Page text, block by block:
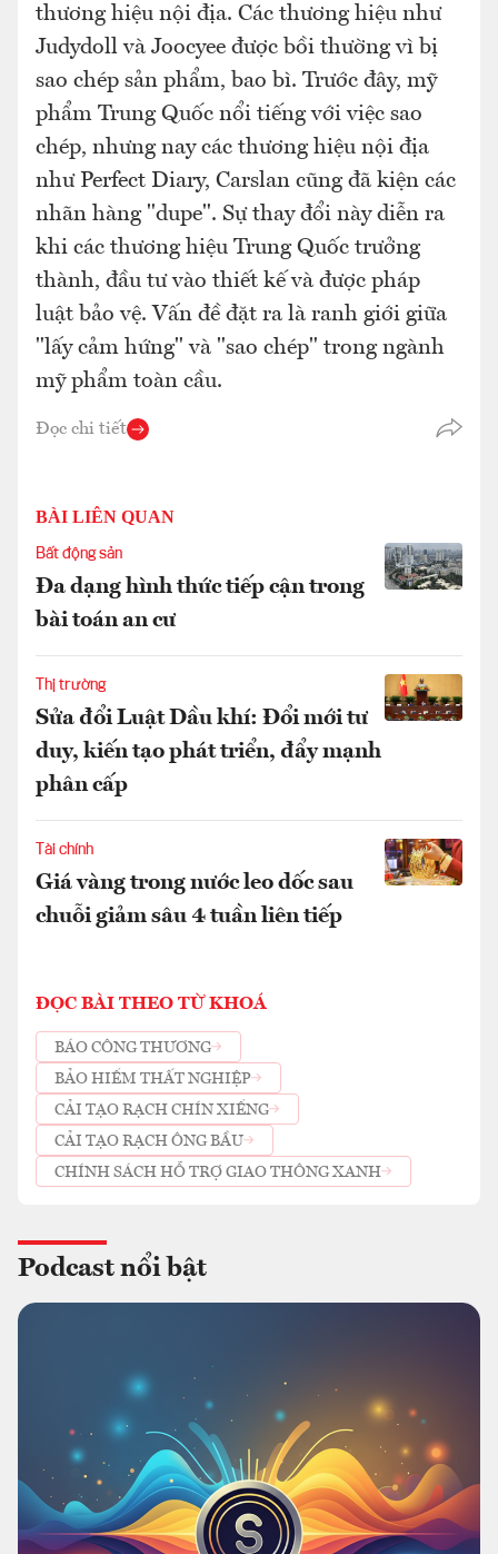
thương hiệu nội địa. Các thương hiệu như
Judydoll và Joocyee được bồi thường vì bị
sao chép sản phẩm, bao bì. Trước đây, mỹ
phẩm Trung Quốc nổi tiếng với việc sao
chép, nhưng nay các thương hiệu nội địa
như Perfect Diary, Carslan cũng đã kiện các
nhãn hàng "dupe". Sự thay đổi này diễn ra
khi các thương hiệu Trung Quốc trưởng
thành, đầu tư vào thiết kế và được pháp
luật bảo vệ. Vấn đề đặt ra là ranh giới giữa
"lấy cảm hứng" và "sao chép" trong ngành
mỹ phẩm toàn cầu.
Đọc chi tiết
BÀI LIÊN QUAN
Bất động sản
Đa dạng hình thức tiếp cận trong
bài toán an cư
Thị trường
Sửa đổi Luật Dầu khí: Đổi mới tư
duy, kiến tạo phát triển, đẩy mạnh
phân cấp
Tài chính
Giá vàng trong nước leo dốc sau
chuỗi giảm sâu 4 tuần liên tiếp
ĐỌC BÀI THEO TỪ KHOÁ
BÁO CÔNG THƯƠNG
BẢO HIỂM THẤT NGHIỆP
CẢI TẠO RẠCH CHÍN XIỂNG
CẢI TẠO RẠCH ÔNG BẦU
CHÍNH SÁCH HỖ TRỢ GIAO THÔNG XANH
Podcast nổi bật